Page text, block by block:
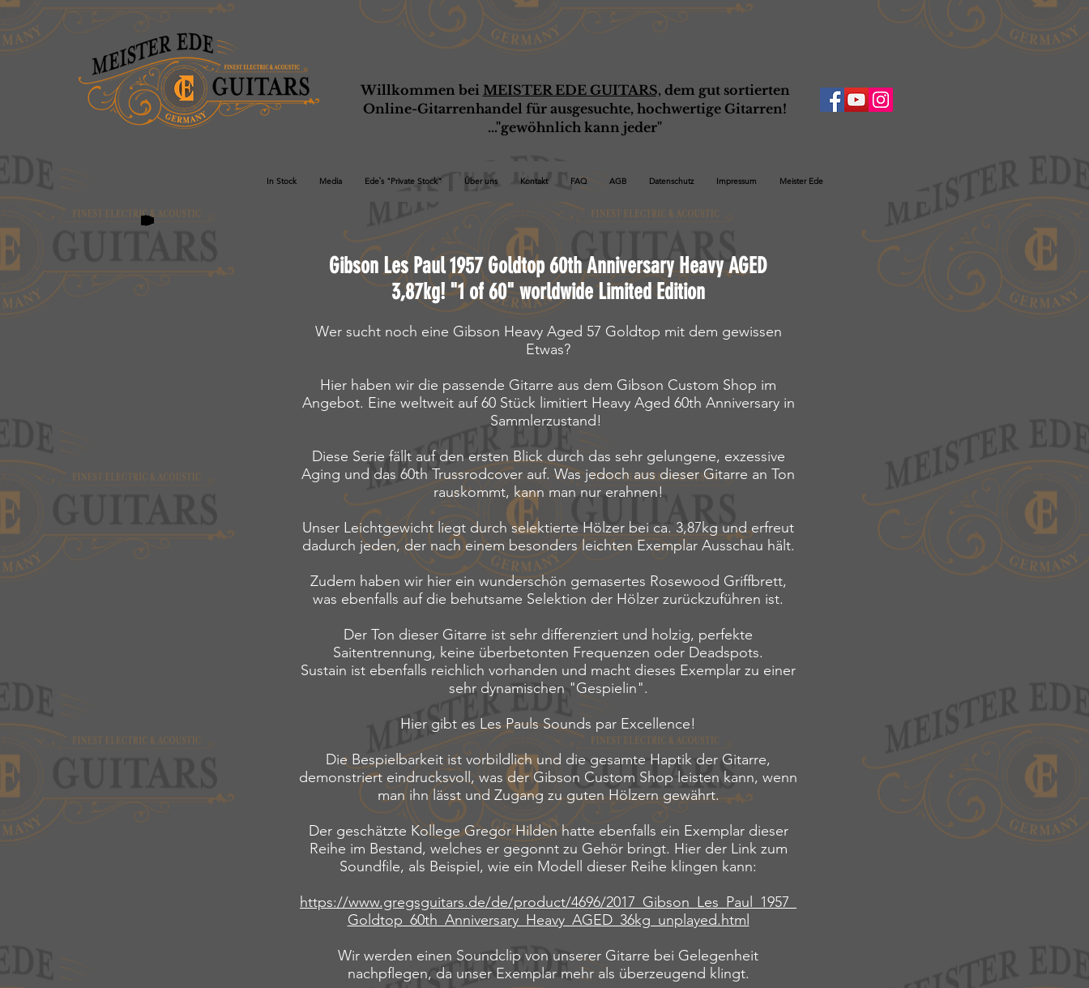
Willkommen bei MEISTER EDE GUITARS, dem gut sortierten
Online-Gitarrenhandel für ausgesuchte, hochwertige Gitarren!
..."gewöhnlich kann jeder"
In Stock Media Ede`s "Private Stock" Über uns Kontakt FAQ AGB Datenschutz Impressum Meister Ede
Gibson Les Paul 1957 Goldtop 60th Anniversary Heavy AGED
3,87kg! "1 of 60" worldwide Limited Edition
Wer sucht noch eine Gibson Heavy Aged 57 Goldtop mit dem gewissen
Etwas?
Hier haben wir die passende Gitarre aus dem Gibson Custom Shop im
Angebot. Eine weltweit auf 60 Stück limitiert Heavy Aged 60th Anniversary in
Sammlerzustand!
Diese Serie fällt auf den ersten Blick durch das sehr gelungene, exzessive
Aging und das 60th Trussrodcover auf. Was jedoch aus dieser Gitarre an Ton
rauskommt, kann man nur erahnen!
Unser Leichtgewicht liegt durch selektierte Hölzer bei ca. 3,87kg und erfreut
dadurch jeden, der nach einem besonders leichten Exemplar Ausschau hält.
Zudem haben wir hier ein wunderschön gemasertes Rosewood Griffbrett,
was ebenfalls auf die behutsame Selektion der Hölzer zurückzuführen ist.
Der Ton dieser Gitarre ist sehr differenziert und holzig, perfekte
Saitentrennung, keine überbetonten Frequenzen oder Deadspots.
Sustain ist ebenfalls reichlich vorhanden und macht dieses Exemplar zu einer
sehr dynamischen "Gespielin".
Hier gibt es Les Pauls Sounds par Excellence!
Die Bespielbarkeit ist vorbildlich und die gesamte Haptik der Gitarre,
demonstriert eindrucksvoll, was der Gibson Custom Shop leisten kann, wenn
man ihn lässt und Zugang zu guten Hölzern gewährt.
Der geschätzte Kollege Gregor Hilden hatte ebenfalls ein Exemplar dieser
Reihe im Bestand, welches er gegonnt zu Gehör bringt. Hier der Link zum
Soundfile, als Beispiel, wie ein Modell dieser Reihe klingen kann:
https://www.gregsguitars.de/de/product/4696/2017_Gibson_Les_Paul_1957_
Goldtop_60th_Anniversary_Heavy_AGED_36kg_unplayed.html
Wir werden einen Soundclip von unserer Gitarre bei Gelegenheit
nachpflegen, da unser Exemplar mehr als überzeugend klingt.